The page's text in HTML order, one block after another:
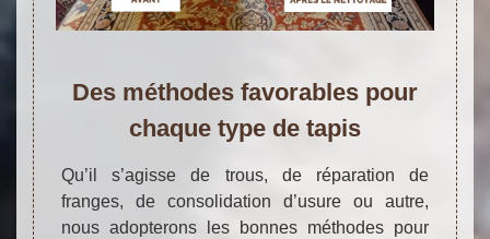
Des méthodes favorables pour
chaque type de tapis
Qu’il s’agisse de trous, de réparation de
franges, de consolidation d’usure ou autre,
nous adopterons les bonnes méthodes pour